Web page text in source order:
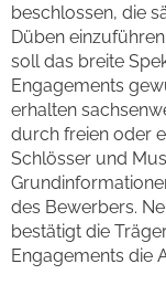
beschlossen, die
Düben
soll das breite
Engagements
erhalten
durch freien oder
Schlösser und
des Bewerbers.
bestätigt die
Engagements die